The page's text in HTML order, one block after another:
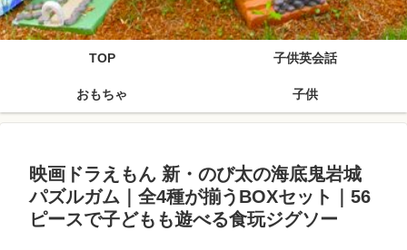
TOP 子供英会話
おもちゃ 子供
映画ドラえもん 新・のび太の海底鬼岩城
パズルガム｜全4種が揃うBOXセット｜56
ピースで子どもも遊べる食玩ジグソー